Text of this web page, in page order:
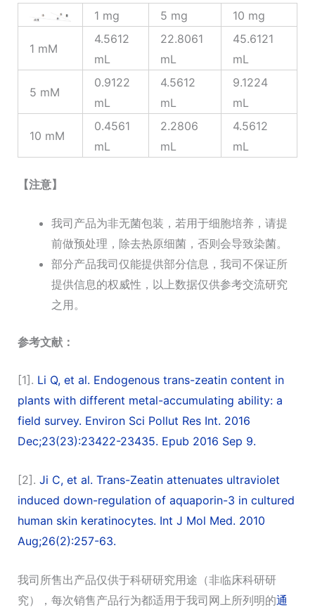
1 mg 5 mg 10 mg
1 mM
4.5612
mL
22.8061
mL
45.6121
mL
5 mM
0.9122
mL
4.5612
mL
9.1224
mL
10 mM
0.4561
mL
2.2806
mL
4.5612
mL
【注意】
我司产品为非无菌包装，若用于细胞培养，请提
前做预处理，除去热原细菌，否则会导致染菌。
部分产品我司仅能提供部分信息，我司不保证所
提供信息的权威性，以上数据仅供参考交流研究
之用。
参考文献：
[1]. Li Q, et al. Endogenous trans-zeatin content in
plants with different metal-accumulating ability: a
field survey. Environ Sci Pollut Res Int. 2016
Dec;23(23):23422-23435. Epub 2016 Sep 9.
[2]. Ji C, et al. Trans-Zeatin attenuates ultraviolet
induced down-regulation of aquaporin-3 in cultured
human skin keratinocytes. Int J Mol Med. 2010
Aug;26(2):257-63.
我司所售出产品仅供于科研研究用途（非临床科研研
究），每次销售产品行为都适用于我司网上所列明的通